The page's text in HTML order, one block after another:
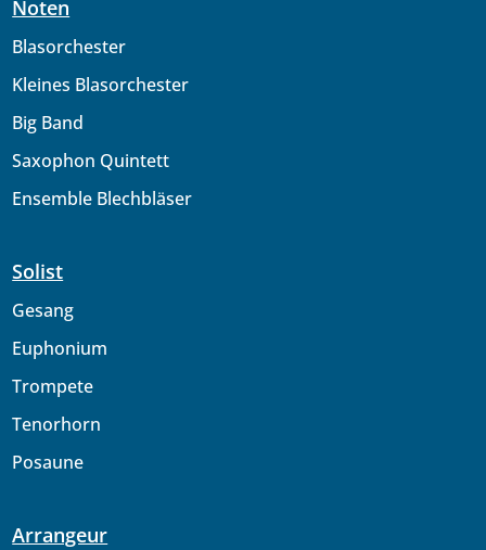
Noten
Blasorchester
Kleines Blasorchester
Big Band
Saxophon Quintett
Ensemble Blechbläser
Solist
Gesang
Euphonium
Trompete
Tenorhorn
Posaune
Arrangeur